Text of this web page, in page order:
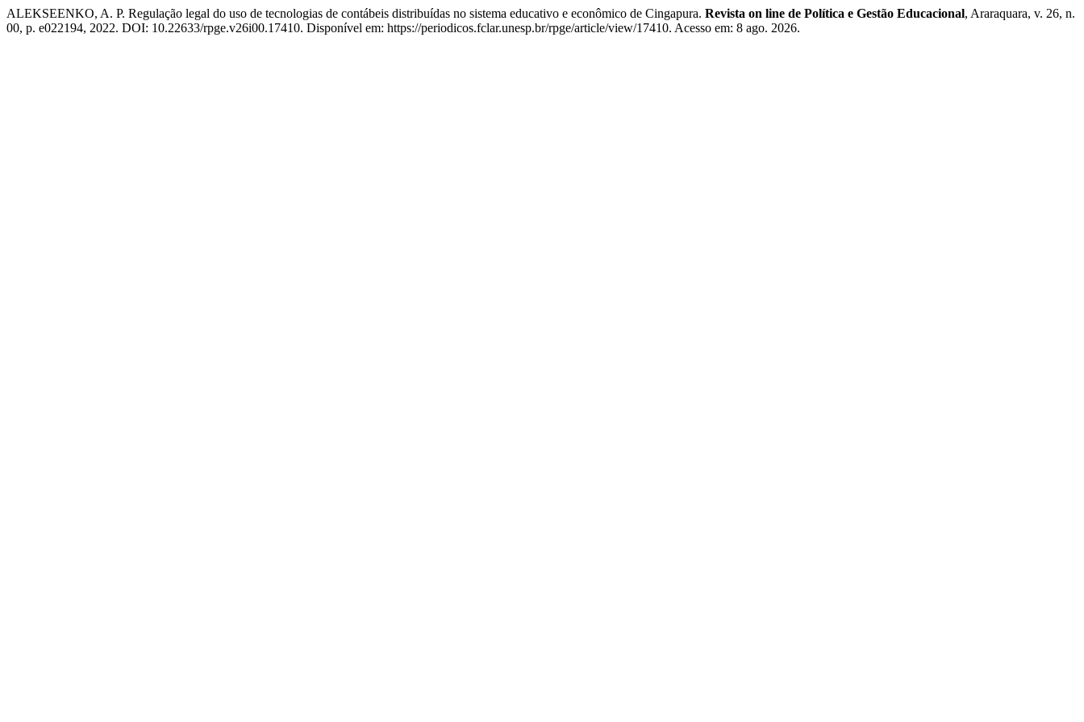
ALEKSEENKO, A. P. Regulação legal do uso de tecnologias de contábeis distribuídas no sistema educativo e econômico de Cingapura. Revista on line de Política e Gestão Educacional, Araraquara, v. 26, n.
00, p. e022194, 2022. DOI: 10.22633/rpge.v26i00.17410. Disponível em: https://periodicos.fclar.unesp.br/rpge/article/view/17410. Acesso em: 8 ago. 2026.